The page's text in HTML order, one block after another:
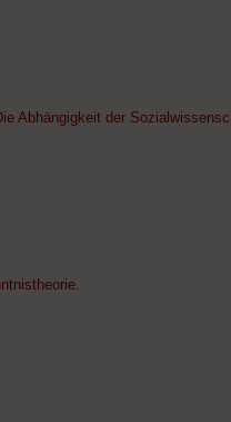
Abhängigkeit der